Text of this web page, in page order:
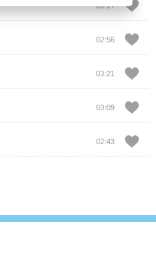
03:17
02:56
03:21
03:09
02:43